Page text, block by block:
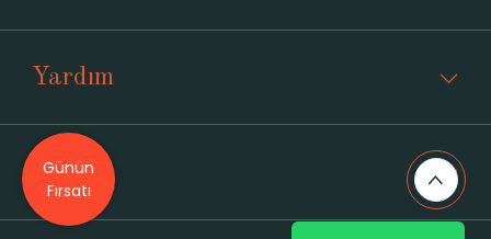
Yardım
Üyelik
Günün
Fırsatı